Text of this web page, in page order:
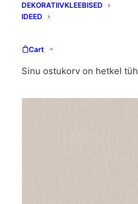
DEKORATIIVKLEEBISED
IDEED
Cart
Sinu ostukorv on hetkel